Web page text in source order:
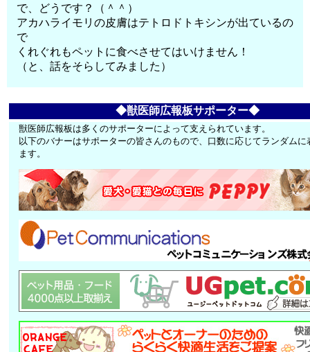
で、どうです？（＾＾）
アカハライモリの皮膚はテトロドトキシンが出ているの
で
くれぐれもペットに食べさせてはいけません！
（と、話をそらしてみました）
◆獣医師広報板サポーター◆
獣医師広報板は多くのサポーターによって支えられています。
以下のバナーはサポーターの皆さんのもので、口数に応じてランダムに
ます。